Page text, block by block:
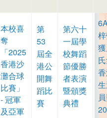
本校喜
奪
「2025
香港沙
灘合球
比賽」
- 冠軍
及亞軍
第
53
屆全
港公
開舞
蹈比
賽
第六十
一屆學
校舞蹈
節優勝
者表演
暨頒獎
典禮